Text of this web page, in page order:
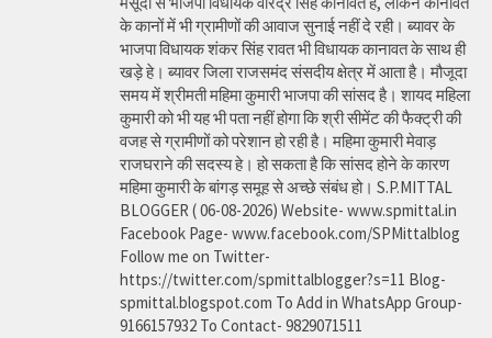
के कानों में भी ग्रामीणों की आवाज सुनाई नहीं दे रही। ब्यावर के
भाजपा विधायक शंकर सिंह रावत भी विधायक कानावत के साथ ही
खड़े हे। ब्यावर जिला राजसमंद संसदीय क्षेत्र में आता है। मौजूदा
समय में श्रीमती महिमा कुमारी भाजपा की सांसद है। शायद महिला
कुमारी को भी यह भी पता नहीं होगा कि श्री सीमेंट की फैक्ट्री की
वजह से ग्रामीणों को परेशान हो रही है। महिमा कुमारी मेवाड़
राजघराने की सदस्य हे। हो सकता है कि सांसद होने के कारण
महिमा कुमारी के बांगड़ समूह से अच्छे संबंध हो। S.P.MITTAL
BLOGGER ( 06-08-2026) Website- www.spmittal.in
Facebook Page- www.facebook.com/SPMittalblog
Follow me on Twitter-
https://twitter.com/spmittalblogger?s=11 Blog-
spmittal.blogspot.com To Add in WhatsApp Group-
9166157932 To Contact- 9829071511